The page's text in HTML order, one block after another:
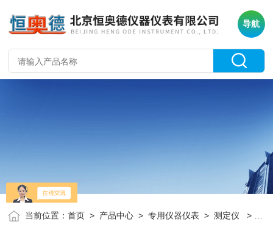
导航
当前位置：首页 > 产品中心 >专用仪器仪表 >测定仪 > HAD-L12577冷冻机油絮凝点测定仪